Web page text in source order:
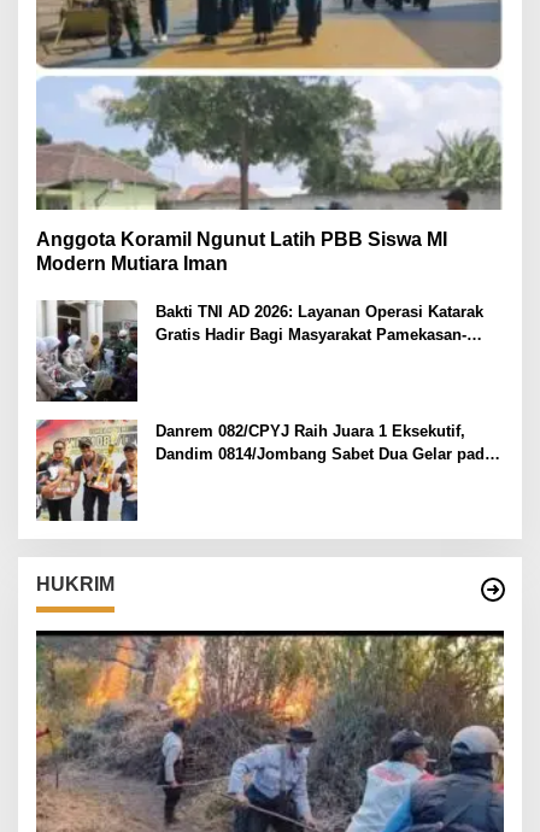
Anggota Koramil Ngunut Latih PBB Siswa MI
Modern Mutiara Iman
Bakti TNI AD 2026: Layanan Operasi Katarak
Gratis Hadir Bagi Masyarakat Pamekasan-
Danrem 082/CPYJ Raih Juara 1 Eksekutif,
Dandim 0814/Jombang Sabet Dua Gelar pada
HUKRIM